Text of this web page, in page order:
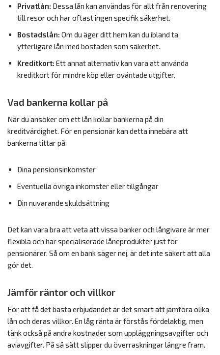
Privatlån: Dessa lån kan användas för allt från renovering
till resor och har oftast ingen specifik säkerhet.
Bostadslån: Om du äger ditt hem kan du ibland ta
ytterligare lån med bostaden som säkerhet.
Kreditkort: Ett annat alternativ kan vara att använda
kreditkort för mindre köp eller oväntade utgifter.
Vad bankerna kollar på
När du ansöker om ett lån kollar bankerna på din
kreditvärdighet. För en pensionär kan detta innebära att
bankerna tittar på:
Dina pensionsinkomster
Eventuella övriga inkomster eller tillgångar
Din nuvarande skuldsättning
Det kan vara bra att veta att vissa banker och långivare är mer
flexibla och har specialiserade låneprodukter just för
pensionärer. Så om en bank säger nej, är det inte säkert att alla
gör det.
Jämför räntor och villkor
För att få det bästa erbjudandet är det smart att jämföra olika
lån och deras villkor. En låg ränta är förstås fördelaktig, men
tänk också på andra kostnader som uppläggningsavgifter och
aviavgifter. På så sätt slipper du överraskningar längre fram.